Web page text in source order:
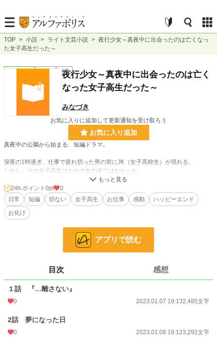
TOP > 小説 > ライト文芸小説 > 夜行少女～真夜中に出会ったのは亡くなっ
た女子高生だった～
ライト文芸 連載中 短編
夜行少女～真夜中に出会ったのは亡く
なった女子高生だった～
みなづき
お気に入りに追加して更新通知を受け取ろう
お気に入り追加
真夜中の公園から始まる、短編ドラマ。
深夜の1時過ぎ、仕事で疲れ切った男の前にJK（女子高校生）が現れる。
しかし、その女子高生はただの女の子ではなかった。
物語が進めば、徐々に解けていく謎。
ＪＫおばけ×サラリーマンとの真実の物語。
小説
9,588 位 / 9,588 件
0 pt
文字数 18,074
更新日時
初回公開日時 2023.01.07 19:13
週間ポイント
24h.ポイント 0pt
0
日常
短編 切ない 女子高生 お仕事 感動
ハッピーエンド
お化け
アプリで読む
目次 感想
１話 『…離さない』
0 2023.01.07 19:132,485文字
2話 夢になった日
0 2023.01.08 19:123,292文字